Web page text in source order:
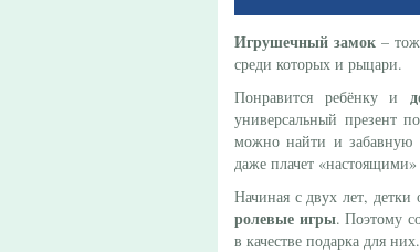
Игрушечный замок –
среди которых и рыцари.
Понравится ребёнку и
универсальный презент
можно найти и забавную
даже плачет «настоящими»
Начиная с двух лет,
ролевые игры. Поэтому
в качестве подарка для них.